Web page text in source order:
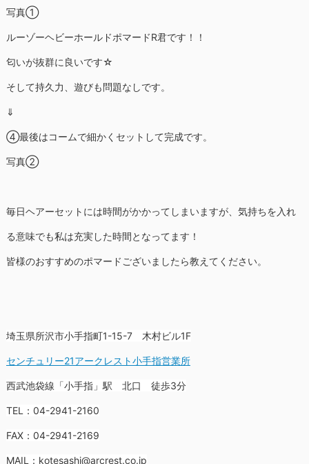
写真①
ルーゾーヘビーホールドポマードR君です！！
匂いが抜群に良いです☆
そして持久力、遊びも問題なしです。
⇓
④最後はコームで細かくセットして完成です。
写真②
毎日ヘアーセットには時間がかかってしまいますが、気持ちを入れ
る意味でも私は充実した時間となってます！
皆様のおすすめのポマードございましたら教えてください。
埼玉県所沢市小手指町1-15-7 木村ビル1F
センチュリー21アークレスト小手指営業所
西武池袋線「小手指」駅 北口 徒歩3分
TEL：04-2941-2160
FAX：04-2941-2169
MAIL：kotesashi@arcrest.co.jp